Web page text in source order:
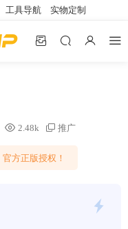
工具导航 实物定制
2.48k 推广
方正版授权！